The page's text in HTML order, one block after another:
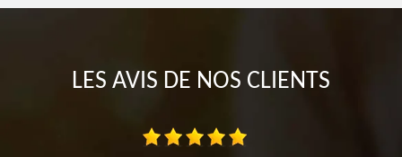
LES AVIS DE NOS CLIENTS